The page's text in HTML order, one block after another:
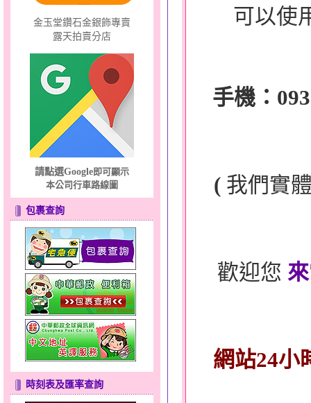
金玉堂鑽石金銀飾專賣
露天拍賣分店
請點選Google即可顯示
本公司行車路線圖
包裹查詢
時刻表及匯率查詢
可以使
手機：
( 我們實
歡迎您
網站24小